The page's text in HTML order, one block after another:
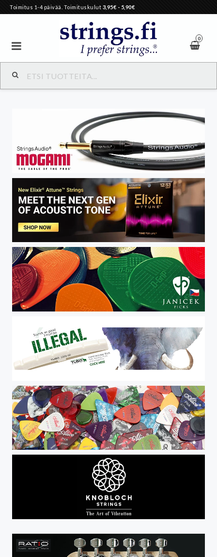
Toimitus 1-4 päivää. Toimituskulut 3,95€ - 5,90€
0